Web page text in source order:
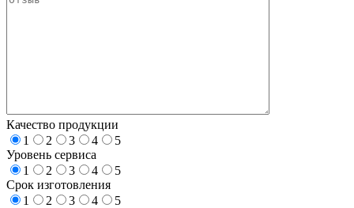
Качество продукции
1
2 3 4
5
Уровень сервиса
1
2 3 4
5
Срок изготовления
1
2 3 4
5